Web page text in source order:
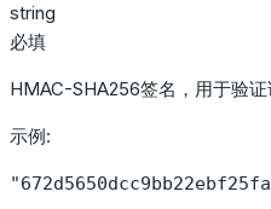
string
必填
HMAC-SHA256签名，用于验
示例: